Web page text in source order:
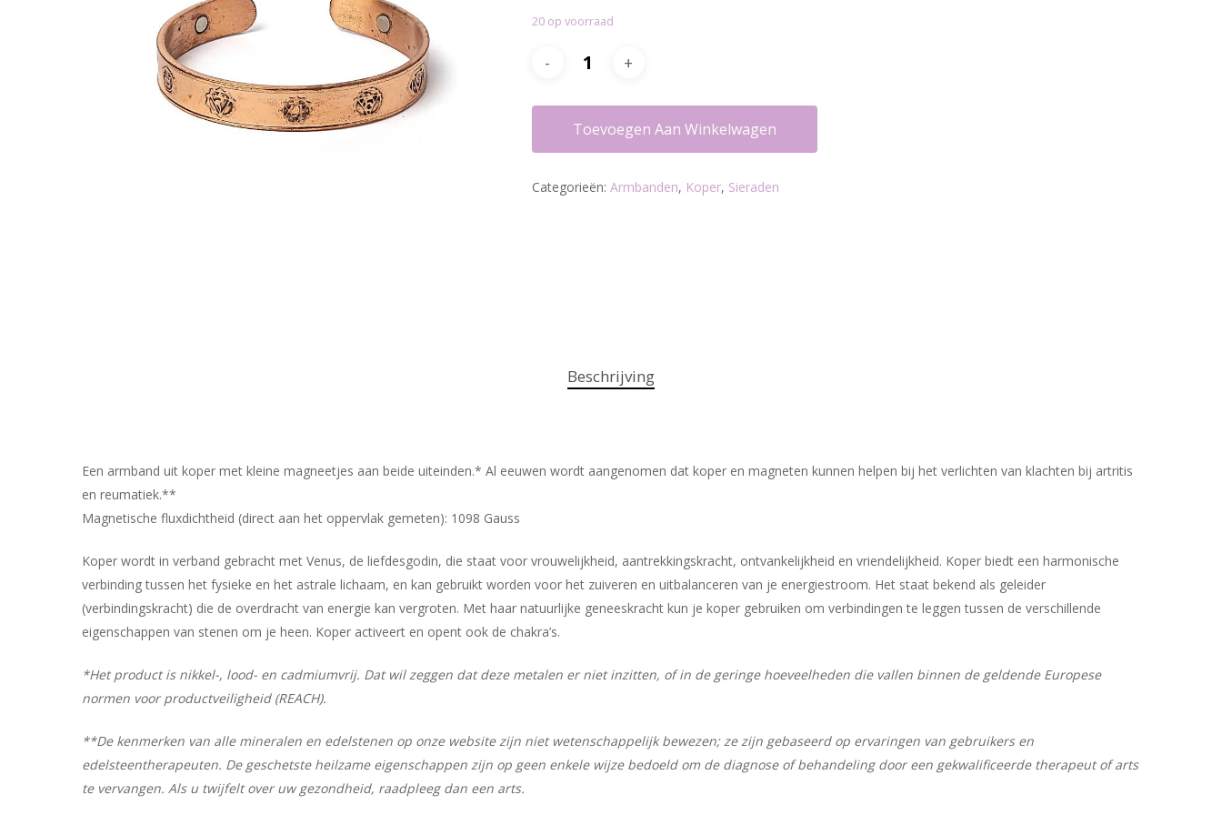
Hit enter to search or ESC to close
Go To Shop
20 op voorraad
Toevoegen Aan Winkelwagen
Categorieën: Armbanden, Koper, Sieraden
Beschrijving
Een armband uit koper met kleine magneetjes aan beide uiteinden.* Al eeuwen wordt aangenomen dat koper en magneten kunnen helpen bij het verlichten van klachten bij artritis
en reumatiek.**
Magnetische fluxdichtheid (direct aan het oppervlak gemeten): 1098 Gauss
Koper wordt in verband gebracht met Venus, de liefdesgodin, die staat voor vrouwelijkheid, aantrekkingskracht, ontvankelijkheid en vriendelijkheid. Koper biedt een harmonische
verbinding tussen het fysieke en het astrale lichaam, en kan gebruikt worden voor het zuiveren en uitbalanceren van je energiestroom. Het staat bekend als geleider
(verbindingskracht) die de overdracht van energie kan vergroten. Met haar natuurlijke geneeskracht kun je koper gebruiken om verbindingen te leggen tussen de verschillende
eigenschappen van stenen om je heen. Koper activeert en opent ook de chakra’s.
*Het product is nikkel-, lood- en cadmiumvrij. Dat wil zeggen dat deze metalen er niet inzitten, of in de geringe hoeveelheden die vallen binnen de geldende Europese
normen voor productveiligheid (REACH).
**De kenmerken van alle mineralen en edelstenen op onze website zijn niet wetenschappelijk bewezen; ze zijn gebaseerd op ervaringen van gebruikers en
edelsteentherapeuten. De geschetste heilzame eigenschappen zijn op geen enkele wijze bedoeld om de diagnose of behandeling door een gekwalificeerde therapeut of arts
te vervangen. Als u twijfelt over uw gezondheid, raadpleeg dan een arts.